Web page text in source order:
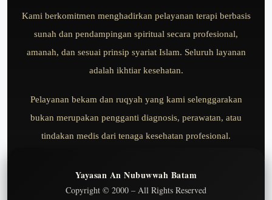
Kami berkomitmen menghadirkan pelayanan terapi berbasis
sunah dan pendampingan spiritual secara profesional,
amanah, dan sesuai prinsip syariat Islam. Seluruh layanan
adalah ikhtiar kesehatan.
Pelayanan bekam dan ruqyah yang kami selenggarakan
bukan merupakan pengganti diagnosis, perawatan, atau
tindakan medis dari tenaga kesehatan profesional.
Yayasan An Nubuwwah Batam
Copyright © 2000 – All Rights Reserved